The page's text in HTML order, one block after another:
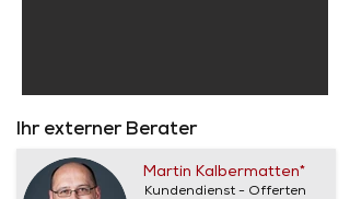
Ihr externer Berater
Martin Kalbermatten*
Kundendienst - Offerten